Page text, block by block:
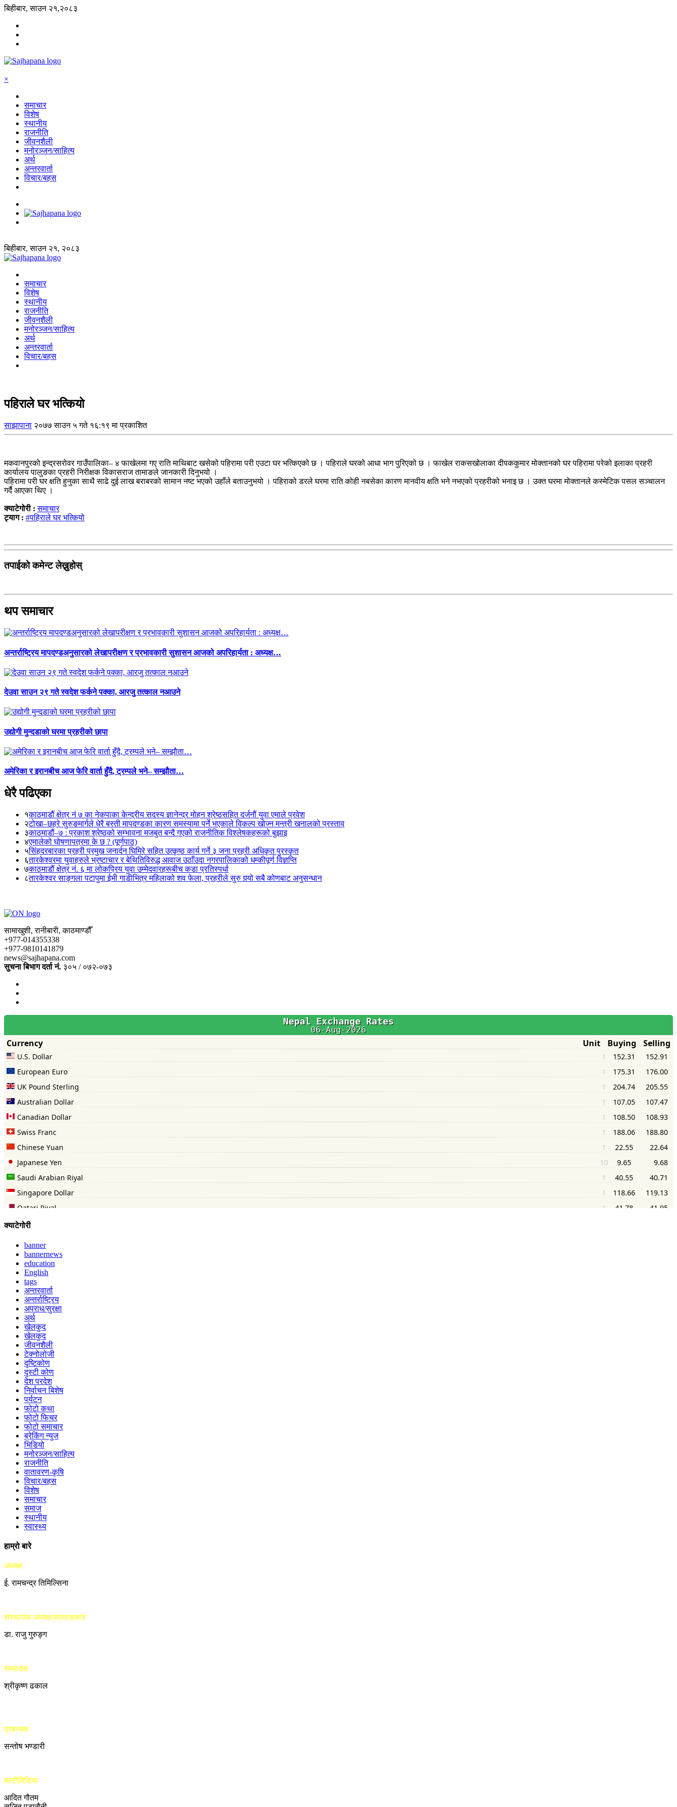
बिहीबार, साउन २१,२०८३
×
समाचार
विशेष
स्थानीय
राजनीति
जीवनशैली
मनोरञ्जन/साहित्य
अर्थ
अन्तरवार्ता
विचार/बहस
बिहीबार, साउन २१, २०८३
समाचार
विशेष
स्थानीय
राजनीति
जीवनशैली
मनोरञ्जन/साहित्य
अर्थ
अन्तरवार्ता
विचार/बहस
पहिराले घर भत्कियो
साझापाना २०७७ साउन ५ गते १६:१९ मा प्रकाशित
मकवानपुरको इन्द्रसरोवर गाउँपालिका– ४ फाखेलमा गए राति माथिबाट खसेको पहिरामा परी एउटा घर भत्किएको छ । पहिराले घरको आधा भाग पुरिएको छ । फाखेल राकसखोलाका दीपककुमार मोक्तानको घर पहिरामा परेको इलाका प्रहरी
कार्यालय पालुङका प्रहरी निरीक्षक विकासराज तामाङले जानकारी दिनुभयो ।
पहिरामा परी घर क्षति हुनुका साथै साढे दुई लाख बराबरको सामान नष्ट भएको उहाँले बताउनुभयो । पहिराको डरले घरमा राति कोही नबसेका कारण मानवीय क्षति भने नभएको प्रहरीको भनाइ छ । उक्त घरमा मोक्तानले कस्मेटिक पसल सञ्चालन
गर्दै आएका थिए ।
क्याटेगोरी :समाचार
ट्याग : #पहिराले घर भत्कियो
तपाईको कमेन्ट लेख्नुहोस्
थप समाचार
अन्तर्राष्ट्रिय मापदण्डअनुसारको लेखापरीक्षण र प्रभावकारी सुशासन आजको अपरिहार्यता : अध्यक्ष…
देउवा साउन २९ गते स्वदेश फर्कने पक्का, आरजु तत्काल नआउने
उद्योगी मुन्दडाको घरमा प्रहरीको छापा
अमेरिका र इरानबीच आज फेरि वार्ता हुँदै, ट्रम्पले भने– सम्झौता…
धेरै पढिएका
१काठमाडौं क्षेत्र नं ७ का नेकपाका केन्द्रीय सदस्य ज्ञानेन्द्र मोहन श्रेष्ठसहित दर्जनौं युवा एमाले प्रवेश
२टोखा–छहरे सुरुङमार्गले धेरै बस्ती मापदण्डका कारण समस्यामा पर्ने भएकाले विकल्प खोज्न मन्त्री खनालको प्रस्ताव
३काठमाडौं–७ : प्रकाश श्रेष्ठको सम्भावना मजबुत बन्दै गएको राजनीतिक विश्लेषकहरूको बुझाइ
४एमालेको घोषणापत्रमा के छ ? (पूर्णपाठ)
५सिंहदरबारका प्रहरी प्रमुख जनार्दन घिमिरे सहित उत्कृष्ठ कार्य गर्ने ३ जना प्रहरी अधिकृत पुरस्कृत
६तारकेश्वरमा युवाहरुले भ्रष्टाचार र बेथितिविरुद्ध आवाज उठाँउदा नगरपालिकाको धम्कीपूर्ण विज्ञप्ति
७काठमाडौं क्षेत्र नं. ६ मा लोकप्रिय युवा उम्मेदवारहरूबीच कडा प्रतिस्पर्धा
८तारकेश्वर साङ्गला पटापुमा ईभी गाडीभित्र महिलाको शव फेला, प्रहरीले सुरु गर्‍यो सबै कोणबाट अनुसन्धान
सामाखुशी, रानीबारी, काठमाण्डौँ
+977-014355338
+977-9810141879
news@sajhapana.com
सुचना बिभाग दर्ता नं. ३०५ / ०७२-०७३
क्याटेगोरी
banner
bannernews
education
English
tags
अन्तरवार्ता
अन्तर्राष्ट्रिय
अपराध/सुरक्षा
अर्थ
खेलकुद
खेलकुद
जीवनशैली
टेक्नोलोजी
दृष्टिकोण
दृस्टी कोण
देश परदेश
निर्वाचन बिशेष
पर्यटन
फोटो कथा
फोटो फिचर
फोटो समाचार
ब्रेकिंग न्युज
भिडियो
मनोरञ्जन/साहित्य
राजनीति
वातावरण-कृषि
विचार/बहस
विशेष
समाचार
समाज
स्थानीय
स्वास्थ्य
हाम्रो बारे
अध्यक्ष
ई. रामचन्द्र तिमिल्सिना
संस्थापक अध्यक्ष/सल्लाहकार
डा. राजु गुरुङ्ग
सम्पादक
श्रीकृष्ण ढकाल
प्रबन्धक
सन्तोष भण्डारी
मल्टीमिडिया
आदित गौतम